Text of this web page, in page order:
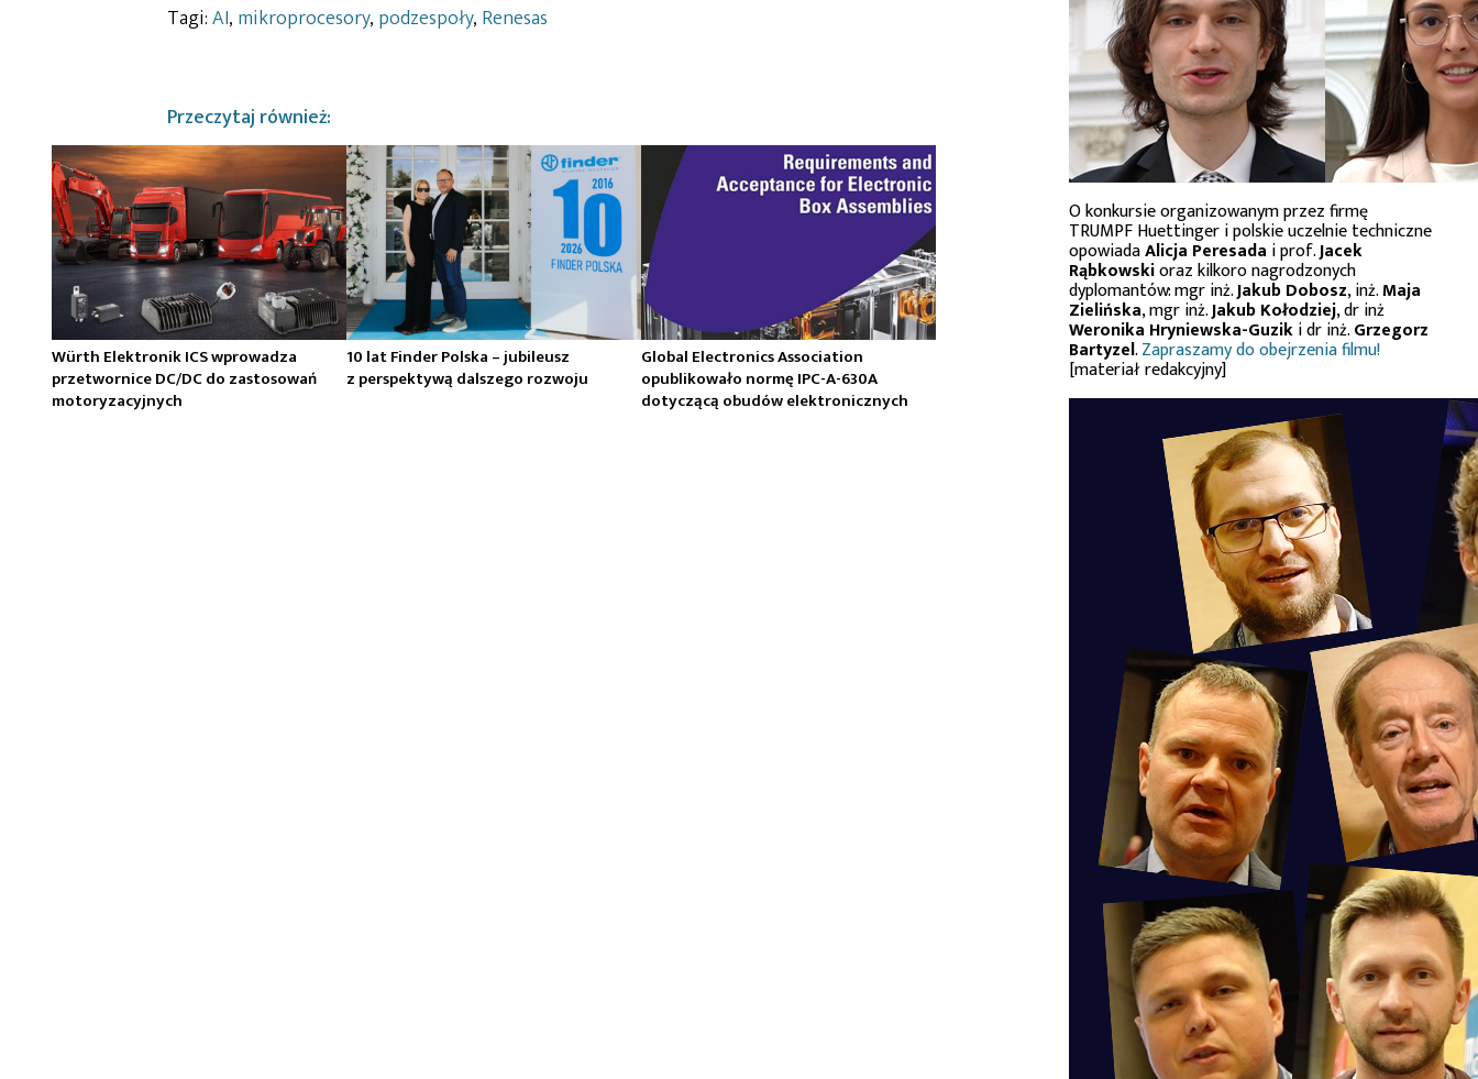
Tagi:AI, mikroprocesory, podzespoły, Renesas
Przeczytaj również:
Würth Elektronik ICS wprowadza
przetwornice DC/DC do zastosowań
motoryzacyjnych
10 lat Finder Polska – jubileusz
z perspektywą dalszego rozwoju
Global Electronics Association
opublikowało normę IPC-A-630A
dotyczącą obudów elektronicznych
O konkursie organizowanym przez firmę
TRUMPF Huettinger i polskie uczelnie techniczne
opowiadaAlicja Peresada i prof.Jacek
Rąbkowskioraz kilkoro nagrodzonych
dyplomantów: mgr inż.Jakub Dobosz, inż.Maja
Zielińska, mgr inż.Jakub Kołodziej, dr inż
Weronika Hryniewska-Guziki dr inż.Grzegorz
Bartyzel.Zapraszamy do obejrzenia filmu!
[materiał redakcyjny]